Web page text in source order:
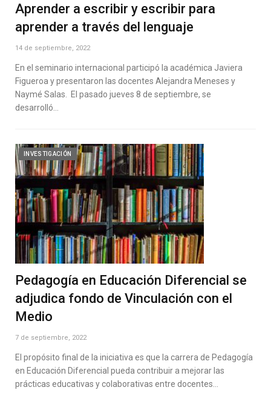
Aprender a escribir y escribir para
aprender a través del lenguaje
14 de septiembre, 2022
En el seminario internacional participó la académica Javiera
Figueroa y presentaron las docentes Alejandra Meneses y
Naymé Salas. El pasado jueves 8 de septiembre, se
desarrolló…
INVESTIGACIÓN
Pedagogía en Educación Diferencial se
adjudica fondo de Vinculación con el
Medio
7 de septiembre, 2022
El propósito final de la iniciativa es que la carrera de Pedagogía
en Educación Diferencial pueda contribuir a mejorar las
prácticas educativas y colaborativas entre docentes…